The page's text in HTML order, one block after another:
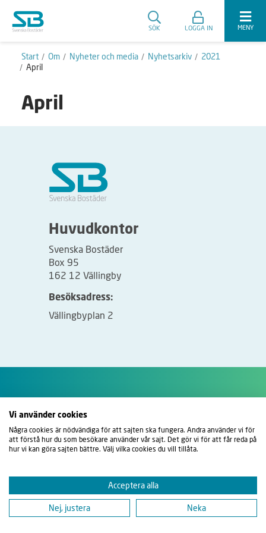
SÖK LOGGA IN MENY
Start Om Nyheter och media Nyhetsarkiv
2021
April
April
Huvudkontor
Svenska Bostäder
Box 95
162 12 Vällingby
Besöksadress:
Vällingbyplan 2
Vi använder cookies
Några cookies är nödvändiga för att sajten ska fungera. Andra använder vi för
att förstå hur du som besökare använder vår sajt. Det gör vi för att får reda på
hur vi kan göra sajten bättre. Välj vilka cookies du vill tillåta.
Acceptera alla
Nej, justera Neka